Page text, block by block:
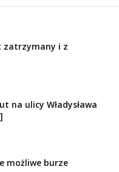
zatrzymany i z
na ulicy Władysława
możliwe burze